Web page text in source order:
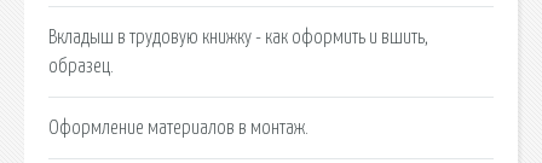
Вкладыш в трудовую книжку - как оформить и вшить,
образец.
Оформление материалов в монтаж.